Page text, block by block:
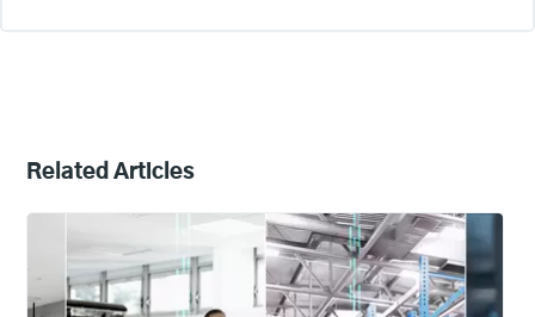
Related Articles